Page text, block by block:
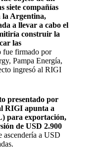
siete compañías
la Argentina,
a llevar a cabo el
construir la
las
fue firmado por
Pampa Energía,
ingresó al RIGI
presentado por
RIGI apunta a
para exportación,
de USD 2.900
ascendería a USD